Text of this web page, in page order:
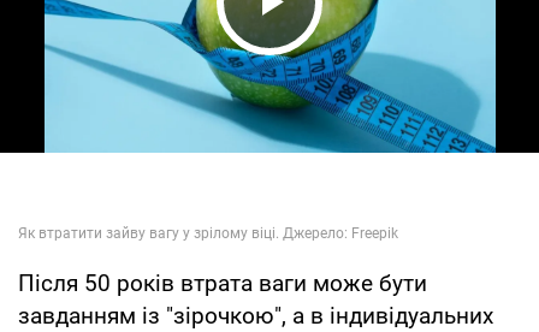
Play Video
Після 50 років втрата ваги може бути
завданням із "зірочкою", а в індивідуальних